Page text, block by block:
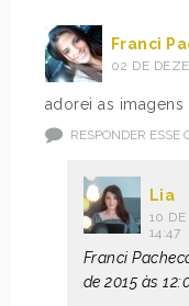
Franci
02 DE
adorei as imagens
RESPONDER ESSE
Lia
10
14:47
Franci
de 2015 às